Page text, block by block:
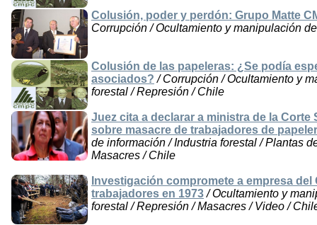
Colusión, poder y perdón: Grupo Matte
Corrupción / Ocultamiento y manipulación
Colusión de las papeleras: ¿Se podía
asociados? / Corrupción / Ocultamiento y
forestal / Represión / Chile
Juez cita a declarar a ministra de la
sobre masacre de trabajadores de
de información / Industria forestal / Plantas
Masacres / Chile
Investigación compromete a empresa
trabajadores en 1973/ Ocultamiento y
forestal / Represión / Masacres / Video /